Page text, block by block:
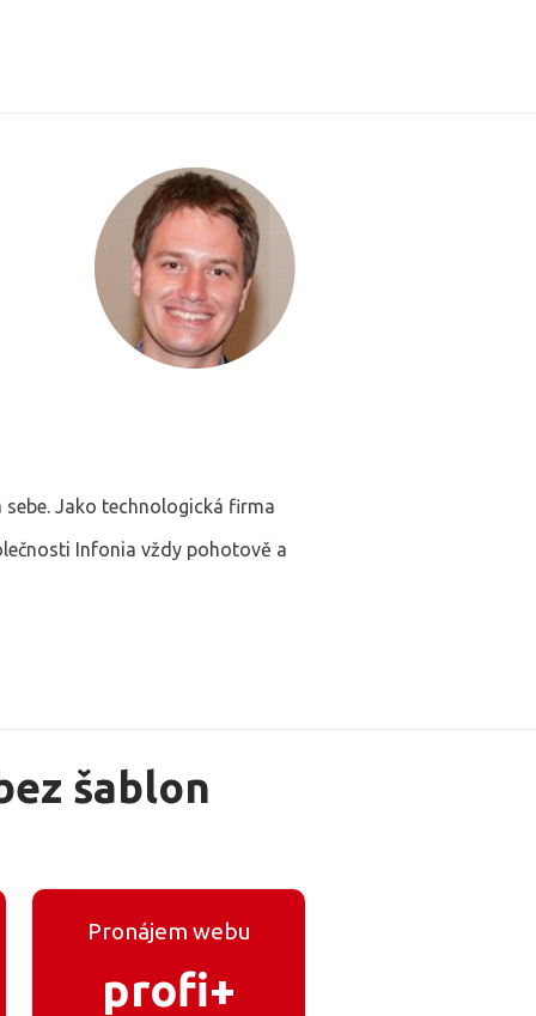
Jako technologická firma
Infonia vždy pohotově a
šablon
Pronájem webu
profi+